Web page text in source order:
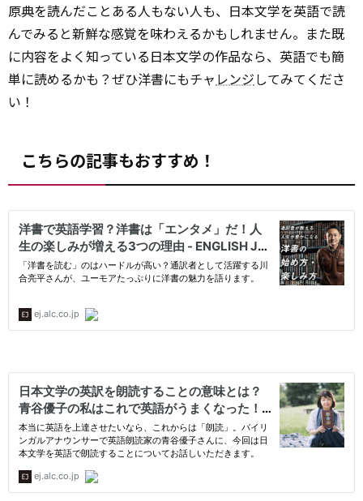
原典を読んだことある人もない人も、日本文学を英語で読
んでみると新鮮な感覚を味わえるかもしれません。また既
に内容をよく知っている日本文学の作品なら、英語でも簡
単に読めるかも？ぜひ洋書にもチャ レンジしてみてくださ
い！
こちらの記事もおすすめ！